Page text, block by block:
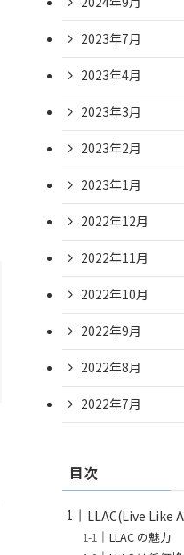
2023年7月
2023年4月
2023年3月
2023年2月
2023年1月
2022年12月
2022年11月
2022年10月
2022年9月
2022年8月
2022年7月
目次
LLAC(Live Like
LLAC の魅力